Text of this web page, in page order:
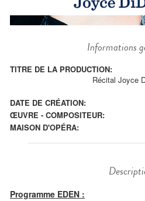
Informations
TITRE DE LA PRODUCTION:
Récital Joyce
DATE DE CRÉATION:
ŒUVRE - COMPOSITEUR:
MAISON D'OPÉRA:
Programme EDEN :